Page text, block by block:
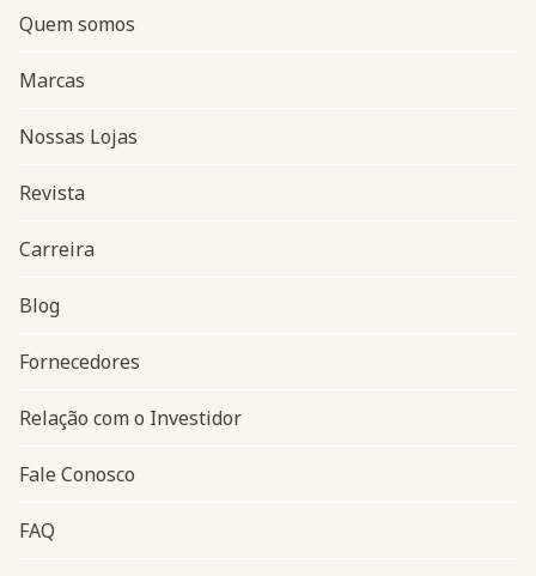
Navegação do rodapé
Quem somos
Marcas
Nossas Lojas
Revista
Carreira
Blog
Fornecedores
Relação com o Investidor
Fale Conosco
FAQ